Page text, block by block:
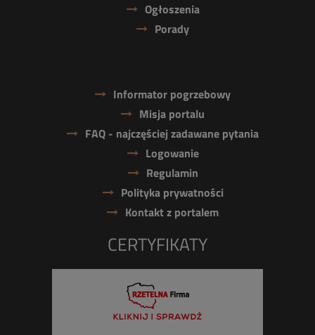
Ogłoszenia
Porady
Informator pogrzebowy
Misja portalu
FAQ - najczęściej zadawane pytania
Logowanie
Regulamin
Polityka prywatności
Kontakt z portalem
CERTYFIKATY